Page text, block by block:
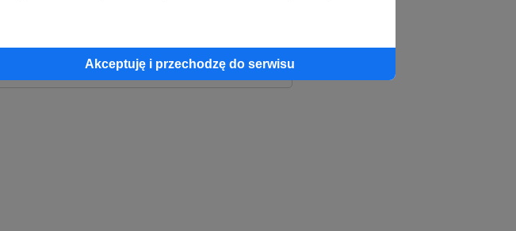
Akceptuję i przechodzę do serwisu
Kontynuuj z Apple